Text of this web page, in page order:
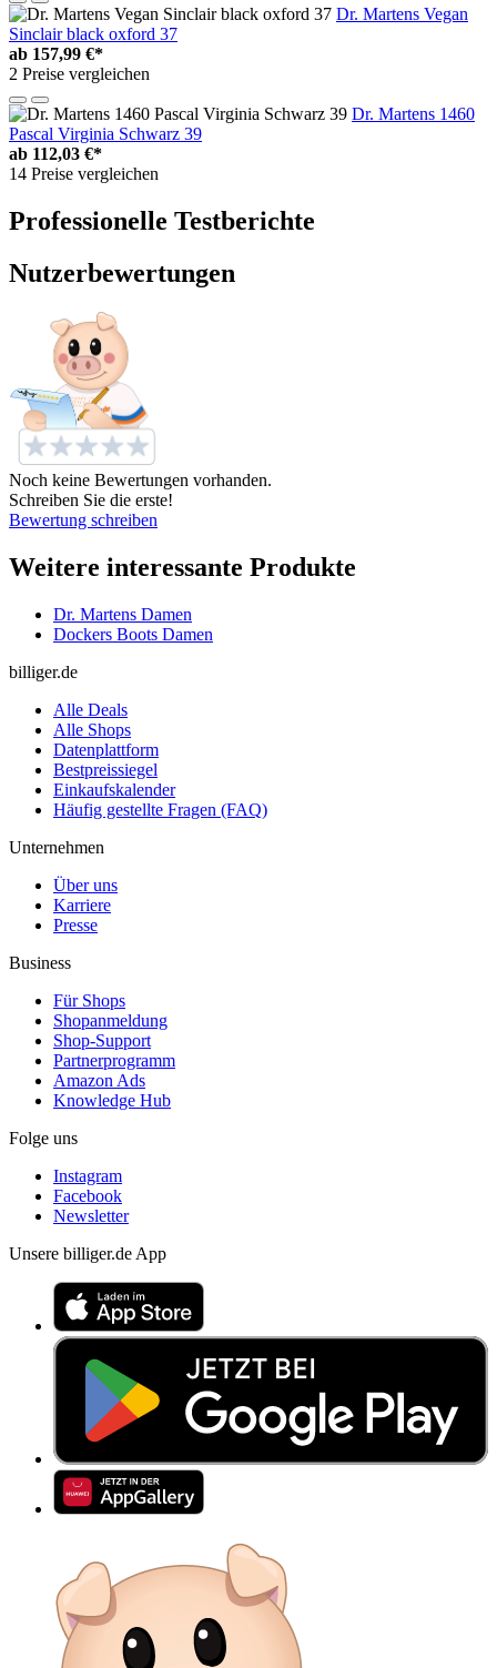
Dr. Martens Vegan
Sinclair black oxford 37
ab 157,99 €*
2 Preise vergleichen
Dr. Martens 1460
Pascal Virginia Schwarz 39
ab 112,03 €*
14 Preise vergleichen
Professionelle Testberichte
Nutzerbewertungen
Noch keine Bewertungen vorhanden.
Schreiben Sie die erste!
Bewertung schreiben
Weitere interessante Produkte
Dr. Martens Damen
Dockers Boots Damen
billiger.de
Alle Deals
Alle Shops
Datenplattform
Bestpreissiegel
Einkaufskalender
Häufig gestellte Fragen (FAQ)
Unternehmen
Über uns
Karriere
Presse
Business
Für Shops
Shopanmeldung
Shop-Support
Partnerprogramm
Amazon Ads
Knowledge Hub
Folge uns
Instagram
Facebook
Newsletter
Unsere billiger.de App